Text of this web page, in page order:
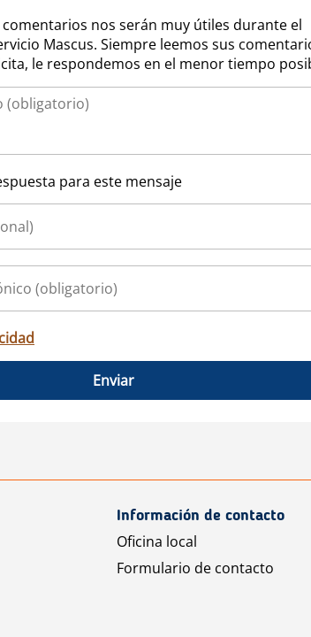
nos serán muy útiles durante el
Mascus. Siempre leemos sus
le respondemos en el menor tiempo
para este mensaje
Enviar
Información de contacto
Oficina local
Formulario de contacto